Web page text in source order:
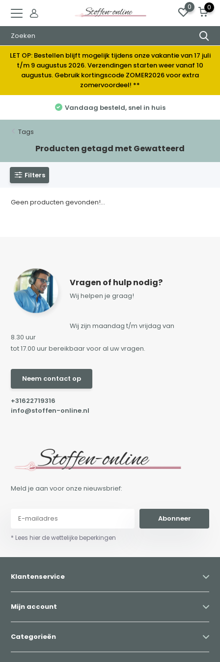
0 0
LET OP: Bestellen blijft mogelijk tijdens onze vakantie van 17 juli
t/m 9 augustus 2026. Verzendingen starten weer vanaf 10
augustus. Gebruik kortingscode ZOMER2026 voor extra
zomervoordeel! **
Vandaag besteld, snel in huis
Tags
Producten getagd met Gewatteerd
Filters
Geen producten gevonden!...
Vragen of hulp nodig?
Wij helpen je graag!
Wij zijn maandag t/m vrijdag van
8.30 uur
tot 17.00 uur bereikbaar voor al uw vragen.
Neem contact op
+31622719316
info@stoffen-online.nl
Meld je aan voor onze nieuwsbrief:
Abonneer
* Lees hier de wettelijke beperkingen
Klantenservice
Mijn account
Categorieën